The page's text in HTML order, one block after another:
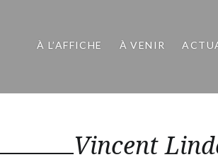
À L’AFFICHE À VENIR
Vincent